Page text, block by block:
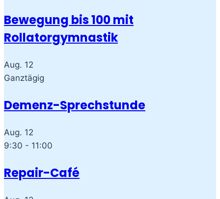
Bewegung bis 100 mit
Rollatorgymnastik
Aug. 12
Ganztägig
Demenz-Sprechstunde
Aug. 12
9:30 - 11:00
Repair-Café